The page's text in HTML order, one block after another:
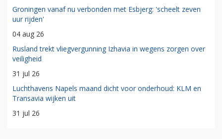
Groningen vanaf nu verbonden met Esbjerg: 'scheelt zeven
uur rijden'
04 aug 26
Rusland trekt vliegvergunning Izhavia in wegens zorgen over
veiligheid
31 jul 26
Luchthavens Napels maand dicht voor onderhoud: KLM en
Transavia wijken uit
31 jul 26